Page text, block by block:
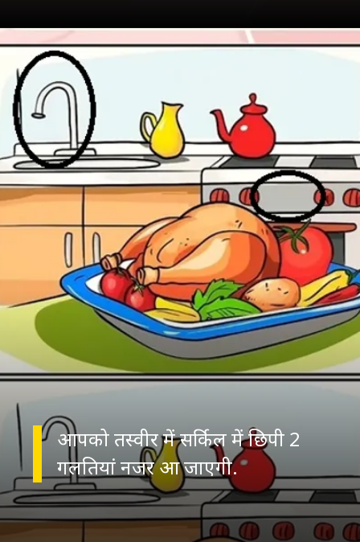
आपको तस्वीर में सर्किल में छिपी 2
गलतियां नजर आ जाएगी.